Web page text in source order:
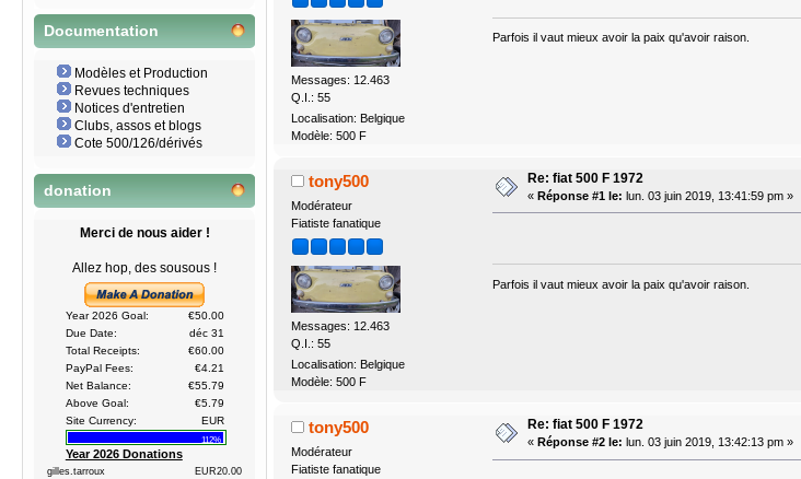
Documentation
Modèles et Production
Revues techniques
Notices d'entretien
Clubs, assos et blogs
Cote 500/126/dérivés
donation
Merci de nous aider !
Allez hop, des sousous !
Year 2026 Goal:
€50.00
Due Date:
déc 31
Total Receipts:
€60.00
PayPal Fees:
€4.21
Net Balance:
€55.79
Above Goal:
€5.79
Site Currency:
EUR
112%
Year 2026 Donations
gilles.tarroux
EUR20.00
Messages: 12.463
Q.I.: 55
Localisation: Belgique
Modèle: 500 F
Parfois il vaut mieux avoir la paix qu'avoir raison.
tony500
Modérateur
Fiatiste fanatique
Messages: 12.463
Q.I.: 55
Localisation: Belgique
Modèle: 500 F
Re: fiat 500 F 1972
« Réponse #1 le: lun. 03 juin 2019, 13:41:59 pm »
Parfois il vaut mieux avoir la paix qu'avoir raison.
tony500
Modérateur
Fiatiste fanatique
Re: fiat 500 F 1972
« Réponse #2 le: lun. 03 juin 2019, 13:42:13 pm »